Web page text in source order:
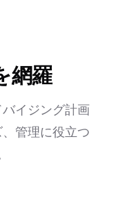
網羅
イジング計画
管理に役立つ